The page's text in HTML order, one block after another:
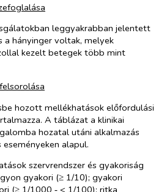
leggyakrabban jelentett
a hányinger voltak, melyek
kezelt betegek több mint
hozott mellékhatások előfordulási
A táblázat a klinikai
hozatal utáni alkalmazás
alapul.
szervrendszer és gyakoriság
gyakori (≥ 1/10); gyakori